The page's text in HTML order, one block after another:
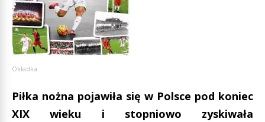
Okładka
Piłka nożna pojawiła się w Polsce pod koniec
XIX wieku i stopniowo zyskiwała